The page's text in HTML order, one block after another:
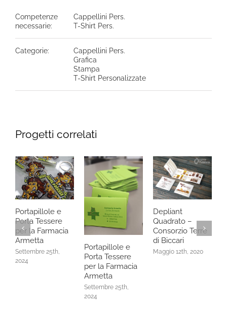
Competenze
necessarie:
Cappellini Pers.
T-Shirt Pers.
Categorie:
Cappellini Pers.
Grafica
Stampa
T-Shirt Personalizzate
Progetti correlati
Portapillole e
Porta Tessere
per la Farmacia
Armetta
Settembre 25th,
2024
Portapillole e
Porta Tessere
per la Farmacia
Armetta
Settembre 25th,
2024
Depliant
Quadrato –
Consorzio Terre
di Biccari
Maggio 12th, 2020